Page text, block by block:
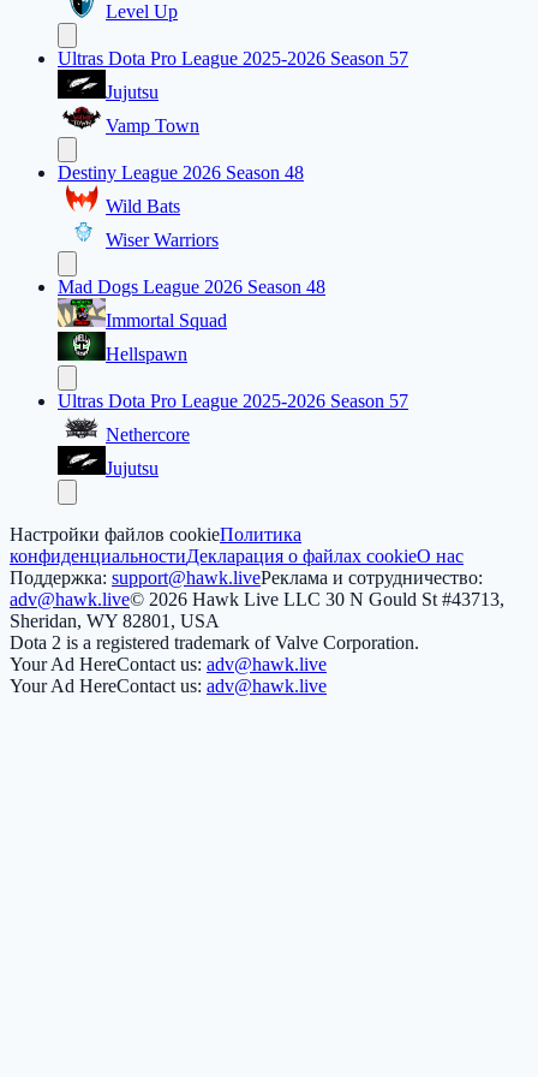
Level Up
Ultras Dota Pro League 2025-2026 Season 57
Jujutsu
Vamp Town
Destiny League 2026 Season 48
Wild Bats
Wiser Warriors
Mad Dogs League 2026 Season 48
Immortal Squad
Hellspawn
Ultras Dota Pro League 2025-2026 Season 57
Nethercore
Jujutsu
Настройки файлов cookieПолитика
конфиденциальностиДекларация о файлах cookieО нас
Поддержка: support@hawk.liveРеклама и сотрудничество:
adv@hawk.live© 2026 Hawk Live LLC 30 N Gould St #43713,
Sheridan, WY 82801, USA
Dota 2 is a registered trademark of Valve Corporation.
Your Ad HereContact us: adv@hawk.live
Your Ad HereContact us: adv@hawk.live